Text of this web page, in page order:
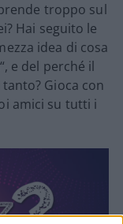
troppo sul
Hai seguito le
idea di cosa
e del perché il
Gioca con
amici su tutti i